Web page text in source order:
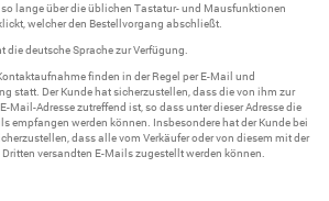
lange über die üblichen Tastatur- und Mausfunktionen
welcher den Bestellvorgang abschließt.
die deutsche Sprache zur Verfügung.
finden in der Regel per E-Mail und
statt. Der Kunde hat sicherzustellen, dass die von ihm zur
Mail-Adresse zutreffend ist, so dass unter dieser Adresse die
empfangen werden können. Insbesondere hat der Kunde bei
dass alle vom Verkäufer oder von diesem mit der
versandten E-Mails zugestellt werden können.